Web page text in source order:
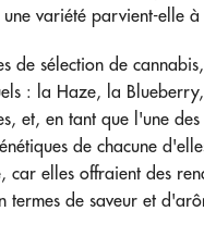
variété parvient-elle
de sélection de
: la Haze, la
et, en tant que l'une
de chacune
car elles offraient des
termes de saveur et